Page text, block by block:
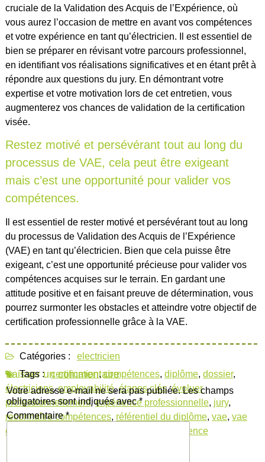
cruciale de la Validation des Acquis de l’Expérience, où
vous aurez l’occasion de mettre en avant vos compétences
et votre expérience en tant qu’électricien. Il est essentiel de
bien se préparer en révisant votre parcours professionnel,
en identifiant vos réalisations significatives et en étant prêt à
répondre aux questions du jury. En démontrant votre
expertise et votre motivation lors de cet entretien, vous
augmenterez vos chances de validation de la certification
visée.
Restez motivé et persévérant tout au long du
processus de VAE, cela peut être exigeant
mais c’est une opportunité pour valider vos
compétences.
Il est essentiel de rester motivé et persévérant tout au long
du processus de Validation des Acquis de l’Expérience
(VAE) en tant qu’électricien. Bien que cela puisse être
exigeant, c’est une opportunité précieuse pour valider vos
compétences acquises sur le terrain. En gardant une
attitude positive et en faisant preuve de détermination, vous
pourrez surmonter les obstacles et atteindre votre objectif de
certification professionnelle grâce à la VAE.
Catégories :
electricien
Tags : certification,compétences, diplôme, dossier,
électriciens,employabilité,étapes clés,évoluer
professionnellement,expérience professionnelle, jury,
reconnaître compétences, référentiel du diplôme, vae, vae
electricien
validation des acquis de l'expérience
Laisser un commentaire
Votre adresse e-mail ne sera pas publiée. Les champs
obligatoires sont indiqués avec*
Commentaire*